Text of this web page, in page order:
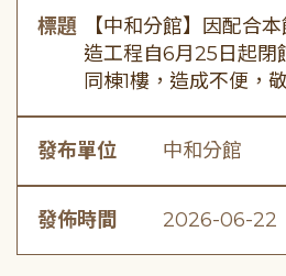
標題
【中和分館】因配合
造工程自6月25日起閉
同棟1樓，造成不便，
發布單位 中和分館
發佈時間 2026-06-22